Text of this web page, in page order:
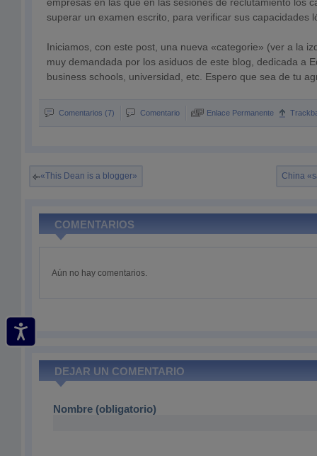
superar un examen escrito, para verificar sus capacidades
Iniciamos, con este post, una nueva «categorie» (ver a la
muy demandada por los asiduos de este blog, dedicada a
business schools, universidad, etc. Espero que sea de tu
Comentarios (7) Comentario Enlace Permanente
«This Dean is a blogger» China
COMENTARIOS
Aún no hay comentarios.
DEJAR UN COMENTARIO
Nombre (obligatorio)